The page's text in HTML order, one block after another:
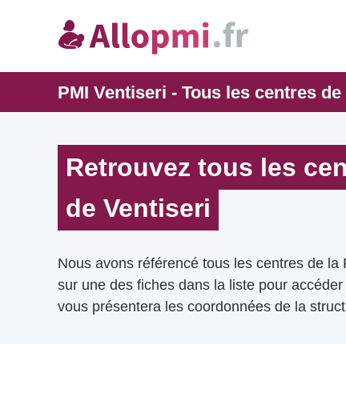
PMI Ventiseri - Tous les centres
Retrouvez tous les
de Ventiseri
Nous avons référencé tous les centres de la
sur une des fiches dans la liste pour
vous présentera les coordonnées de la